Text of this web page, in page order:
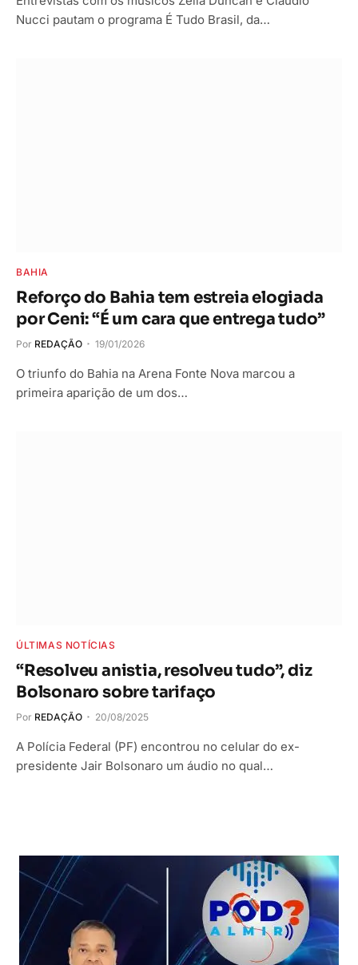
Nucci pautam o programa É Tudo Brasil, da…
BAHIA
Reforço do Bahia tem estreia elogiada
por Ceni: “É um cara que entrega tudo”
Por REDAÇÃO 19/01/2026
O triunfo do Bahia na Arena Fonte Nova marcou a
primeira aparição de um dos…
ÚLTIMAS NOTÍCIAS
“Resolveu anistia, resolveu tudo”, diz
Bolsonaro sobre tarifaço
Por REDAÇÃO 20/08/2025
A Polícia Federal (PF) encontrou no celular do ex-
presidente Jair Bolsonaro um áudio no qual…